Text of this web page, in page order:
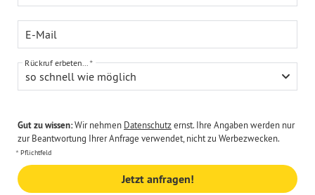
E-Mail
so schnell wie möglich
Rückruf erbeten...
Gut zu wissen:Wir nehmen Datenschutzernst. Ihre Angaben werden nur
zur Beantwortung Ihrer Anfrage verwendet, nicht zu Werbezwecken.
Pflichtfeld
Jetzt anfragen!